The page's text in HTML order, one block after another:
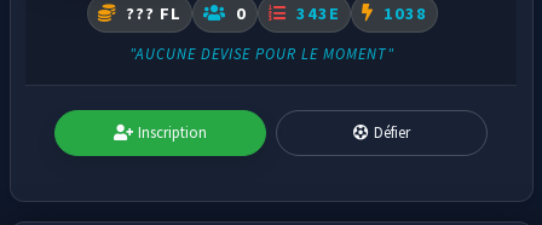
??? FL 0 343E 1038
"AUCUNE DEVISE POUR LE MOMENT"
Inscription Défier